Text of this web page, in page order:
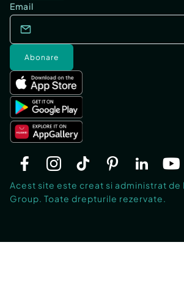
Email
Abonare
Acest site este creat si administrat de
Group. Toate drepturile rezervate.